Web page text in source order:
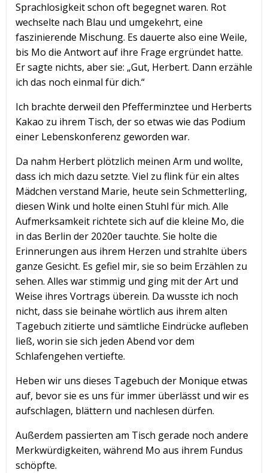
Sprachlosigkeit schon oft begegnet waren. Rot
wechselte nach Blau und umgekehrt, eine
faszinierende Mischung. Es dauerte also eine Weile,
bis Mo die Antwort auf ihre Frage ergründet hatte.
Er sagte nichts, aber sie: „Gut, Herbert. Dann erzähle
ich das noch einmal für dich.“
Ich brachte derweil den Pfefferminztee und Herberts
Kakao zu ihrem Tisch, der so etwas wie das Podium
einer Lebenskonferenz geworden war.
Da nahm Herbert plötzlich meinen Arm und wollte,
dass ich mich dazu setzte. Viel zu flink für ein altes
Mädchen verstand Marie, heute sein Schmetterling,
diesen Wink und holte einen Stuhl für mich. Alle
Aufmerksamkeit richtete sich auf die kleine Mo, die
in das Berlin der 2020er tauchte. Sie holte die
Erinnerungen aus ihrem Herzen und strahlte übers
ganze Gesicht. Es gefiel mir, sie so beim Erzählen zu
sehen. Alles war stimmig und ging mit der Art und
Weise ihres Vortrags überein. Da wusste ich noch
nicht, dass sie beinahe wörtlich aus ihrem alten
Tagebuch zitierte und sämtliche Eindrücke aufleben
ließ, worin sie sich jeden Abend vor dem
Schlafengehen vertiefte.
Heben wir uns dieses Tagebuch der Monique etwas
auf, bevor sie es uns für immer überlässt und wir es
aufschlagen, blättern und nachlesen dürfen.
Außerdem passierten am Tisch gerade noch andere
Merkwürdigkeiten, während Mo aus ihrem Fundus
schöpfte.